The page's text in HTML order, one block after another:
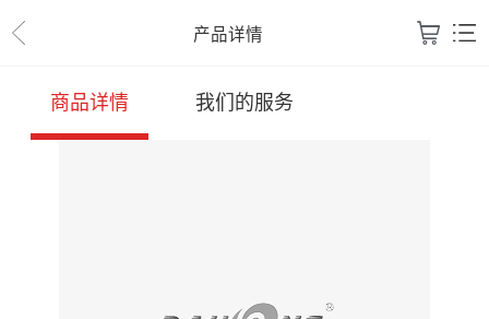
产品详情
商品详情 我们的服务